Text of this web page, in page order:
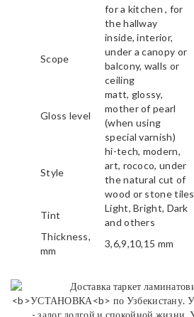
for a kitchen , for
the hallway
Scope
inside, interior,
under a canopy or
balcony, walls or
ceiling
Gloss level
matt, glossy,
mother of pearl
(when using
special varnish)
Style
hi-tech, modern,
art, rococo, under
the natural cut of
wood or stone tiles
Tint
Light, Bright, Dark
and others
Thickness,
mm
3,6,9,10,15 mm